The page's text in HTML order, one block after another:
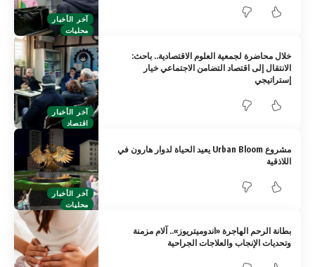
آخر الأخبار
محليات
آخر الأخبار
اقتصاد
خلال محاضرة لجمعية العلوم الاقتصادية.. باحث:
الانتقال إلى اقتصاد التضامن الاجتماعي خيار
إستراتيجي
آخر الأخبار
محليات
مشروع Urban Bloom يعيد الحياة لدوار هارون في
اللاذقية
بطانة الرحم الهاجرة «اندوميتريوز».. آلام مزمنة
وتحديات الإنجاب والعلاجات الجراحية